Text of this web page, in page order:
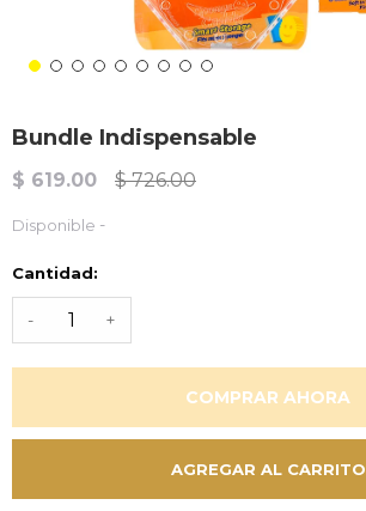
Bundle Indispensable
$ 619.00 $ 726.00
Disponible -
Cantidad:
- +
COMPRAR AHORA
AGREGAR AL CARRITO